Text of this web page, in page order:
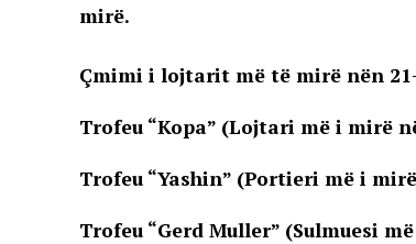
mirë.
Çmimi i lojtarit më të mirë nën
Trofeu “Kopa” (Lojtari më i mirë
Trofeu “Yashin” (Portieri më i
Trofeu “Gerd Muller” (Sulmuesi